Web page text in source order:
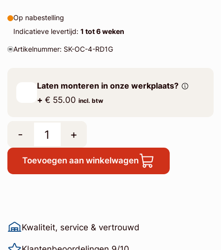
Op nabestelling
Indicatieve levertijd: 1 tot 6 weken
Artikelnummer: SK-OC-4-RD1G
Laten monteren in onze werkplaats?
+ € 55.00 incl. btw
- +
Toevoegen aan winkelwagen
Kwaliteit, service & vertrouwd